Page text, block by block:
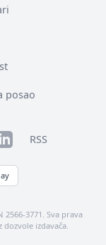
posao
RSS
3771. Sva prava
izdavača.